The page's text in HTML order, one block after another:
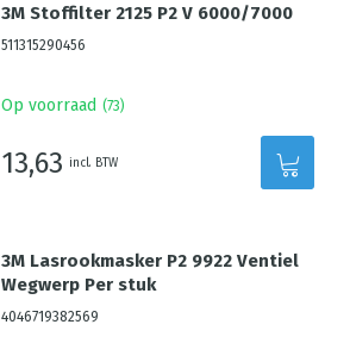
3M Stoffilter 2125 P2 V 6000/7000
511315290456
Op voorraad (73)
13,63 incl. BTW
3M Lasrookmasker P2 9922 Ventiel
Wegwerp Per stuk
4046719382569